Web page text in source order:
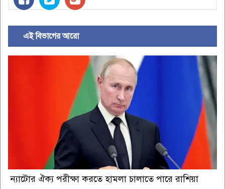
এই বিভাগের আরো
ন্যাটোর ঐক্য পরীক্ষা করতে হামলা চালাতে পারে রাশিয়া